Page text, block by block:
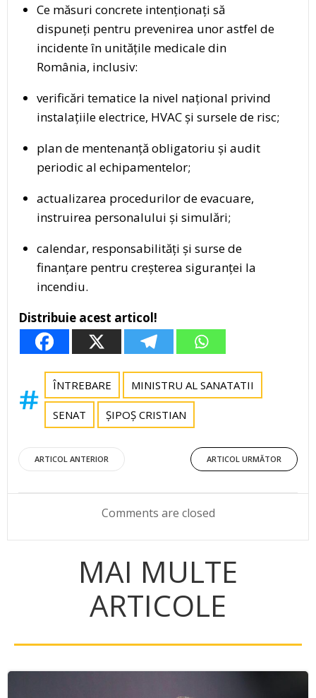
Ce măsuri concrete intenționați să
dispuneți pentru prevenirea unor astfel de
incidente în unitățile medicale din
România, inclusiv:
verificări tematice la nivel național privind
instalațiile electrice, HVAC și sursele de risc;
plan de mentenanță obligatoriu și audit
periodic al echipamentelor;
actualizarea procedurilor de evacuare,
instruirea personalului și simulări;
calendar, responsabilități și surse de
finanțare pentru creșterea siguranței la
incendiu.
Distribuie acest articol!
ÎNTREBARE MINISTRU AL SANATATII
SENAT ȘIPOȘ CRISTIAN
Post
navigation
ARTICOL ANTERIOR
Post
navigation
ARTICOL URMĂTOR
Comments are closed
MAI MULTE
ARTICOLE